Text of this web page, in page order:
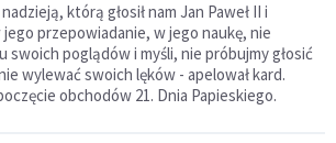
którą głosił nam Jan Paweł II i
przepowiadanie, w jego naukę, nie
swoich poglądów i myśli, nie próbujmy głosić
wylewać swoich lęków - apelował kard.
obchodów 21. Dnia Papieskiego.